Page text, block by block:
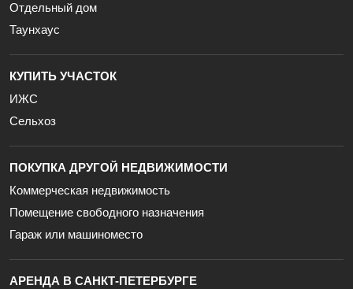
Отдельный дом
Таунхаус
КУПИТЬ УЧАСТОК
ИЖС
Сельхоз
ПОКУПКА ДРУГОЙ НЕДВИЖИМОСТИ
Коммерческая недвижимость
Помещение свободного назначения
Гараж или машиноместо
АРЕНДА В САНКТ-ПЕТЕРБУРГЕ